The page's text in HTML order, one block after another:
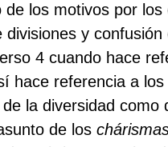
los motivos por
y
4 cuando hace
hace referencia a
la diversidad como
de los